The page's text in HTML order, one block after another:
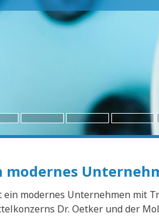
modernes
modernes Unternehmen mit
Dr. Oetker und der